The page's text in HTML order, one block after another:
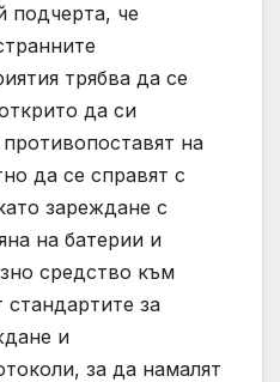
подчерта, че
трябва да се
да си
на
да се справят с
зареждане с
на батерии и
средство към
за
и
за да намалят